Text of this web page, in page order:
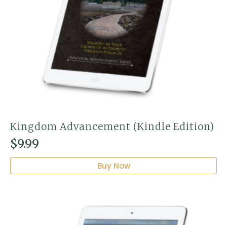
Kingdom Advancement (Kindle Edition)
$9.99
Buy Now